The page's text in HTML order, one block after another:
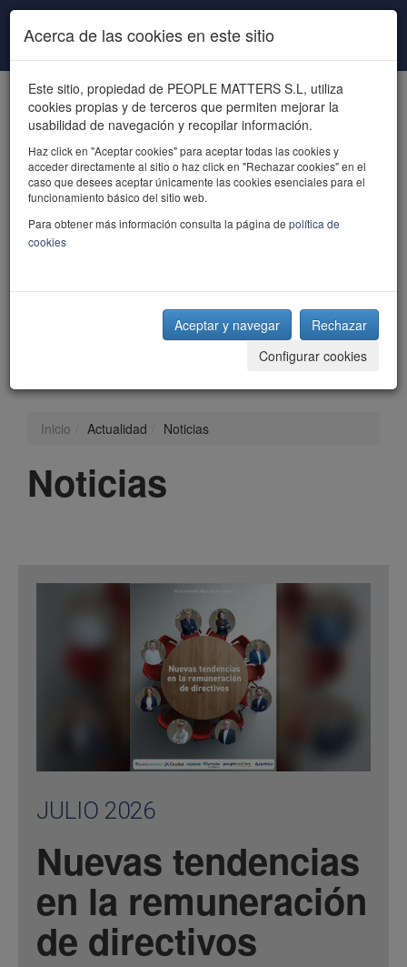
Pasar al contenido principal
powered by talent
Inicio Actualidad Noticias
Noticias
JULIO 2026
Nuevas tendencias
en la remuneración
de directivos
Acerca de las cookies en este sitio
Este sitio, propiedad de PEOPLE MATTERS S.L, utiliza
cookies propias y de terceros que permiten mejorar la
usabilidad de navegación y recopilar información.
Haz click en "Aceptar cookies" para aceptar todas las cookies y
acceder directamente al sitio o haz click en "Rechazar cookies" en el
caso que desees aceptar únicamente las cookies esenciales para el
funcionamiento básico del sitio web.
Para obtener más información consulta la página de política de
cookies
Aceptar y navegar
Rechazar
Configurar cookies